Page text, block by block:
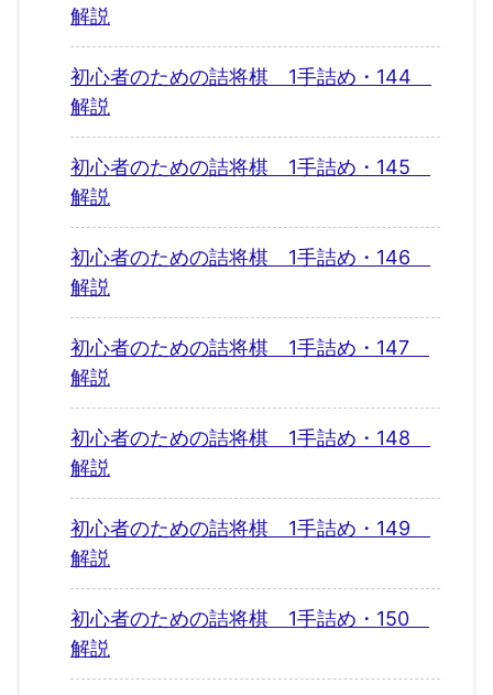
解説
初心者のための詰将棋 1手詰め・144
解説
初心者のための詰将棋 1手詰め・145
解説
初心者のための詰将棋 1手詰め・146
解説
初心者のための詰将棋 1手詰め・147
解説
初心者のための詰将棋 1手詰め・148
解説
初心者のための詰将棋 1手詰め・149
解説
初心者のための詰将棋 1手詰め・150
解説